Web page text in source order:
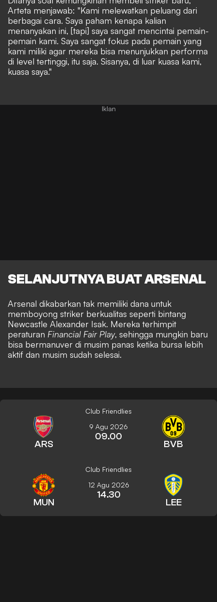
Arteta menjawab: "Kami melewatkan peluang dari
berbagai cara. Saya paham kenapa kalian
menanyakan ini, [tapi] saya sangat mencintai pemain-
pemain kami. Saya sangat fokus pada pemain yang
kami miliki agar mereka bisa menunjukkan performa
di level tertinggi, itu saja. Sisanya, di luar kuasa kami,
kuasa saya."
SELANJUTNYA BUAT ARSENAL
Arsenal dikabarkan tak memiliki dana untuk
memboyong striker berkualitas seperti bintang
Newcastle Alexander Isak. Mereka terhimpit
peraturan Financial Fair Play, sehingga mungkin baru
bisa bermanuver di musim panas ketika bursa lebih
aktif dan musim sudah selesai.
Club Friendlies
ARS
9 Agu 2026
09.00
BVB
Club Friendlies
MUN
12 Agu 2026
14.30
LEE